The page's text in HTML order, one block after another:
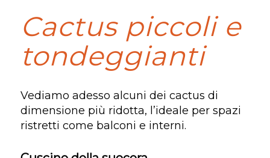
Cactus piccoli e
tondeggianti
Vediamo adesso alcuni dei cactus di
dimensione più ridotta, l’ideale per spazi
ristretti come balconi e interni.